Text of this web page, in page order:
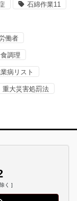
石綿作業11
働者
調理
病リスト
重大災害処罰法
く ]